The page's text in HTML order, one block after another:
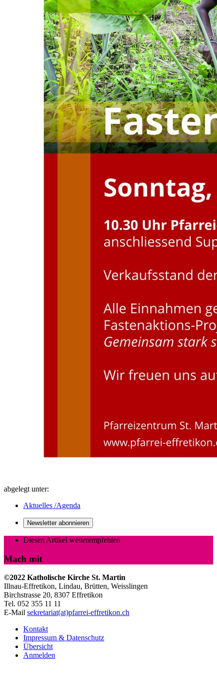
abgelegt unter:
Aktuelles /Agenda
Newsletter abonnieren
Diesen Artikel weiterempfehlen
Mach mit
©2022 Katholische Kirche St. Martin
Illnau-Effretikon, Lindau, Brütten, Weisslingen
Birchstrasse 20, 8307 Effretikon
Tel. 052 355 11 11
E-Mail sekretariat(at)pfarrei-effretikon.ch
Kontakt
Impressum & Datenschutz
Übersicht
Anmelden